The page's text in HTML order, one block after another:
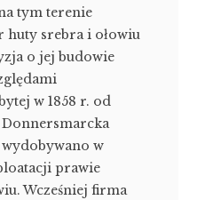
tym terenie
huty srebra i ołowiu
o jej budowie
w 1858 r. od
wydobywano w
prawie
Wcześniej firma